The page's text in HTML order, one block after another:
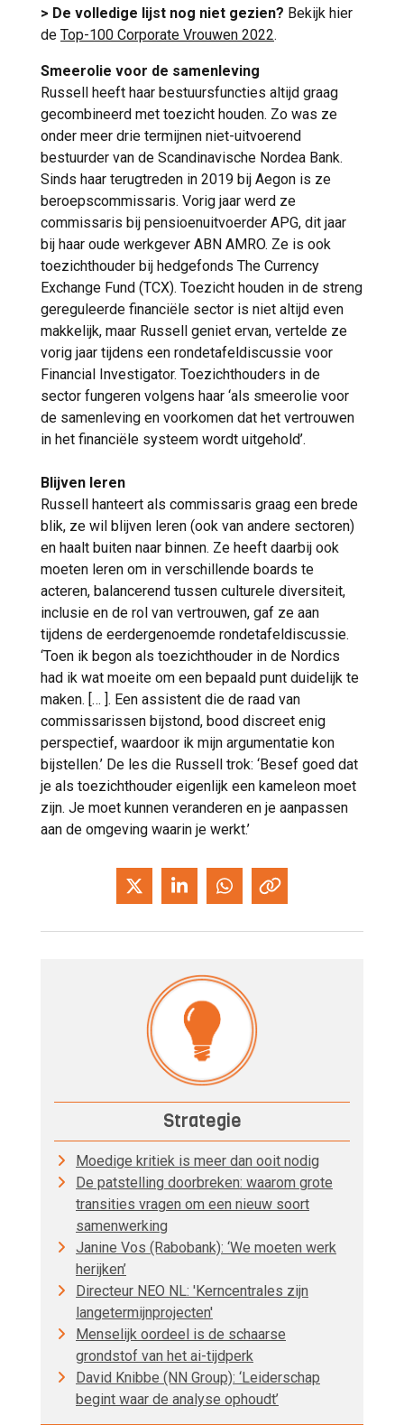
> De volledige lijst nog niet gezien? Bekijk hier
de Top-100 Corporate Vrouwen 2022.
Smeerolie voor de samenleving
Russell heeft haar bestuursfuncties altijd graag
gecombineerd met toezicht houden. Zo was ze
onder meer drie termijnen niet-uitvoerend
bestuurder van de Scandinavische Nordea Bank.
Sinds haar terugtreden in 2019 bij Aegon is ze
beroepscommissaris. Vorig jaar werd ze
commissaris bij pensioenuitvoerder APG, dit jaar
bij haar oude werkgever ABN AMRO. Ze is ook
toezichthouder bij hedgefonds The Currency
Exchange Fund (TCX). Toezicht houden in de streng
gereguleerde financiële sector is niet altijd even
makkelijk, maar Russell geniet ervan, vertelde ze
vorig jaar tijdens een rondetafeldiscussie voor
Financial Investigator. Toezichthouders in de
sector fungeren volgens haar ‘als smeerolie voor
de samenleving en voorkomen dat het vertrouwen
in het financiële systeem wordt uitgehold’.
Blijven leren
Russell hanteert als commissaris graag een brede
blik, ze wil blijven leren (ook van andere sectoren)
en haalt buiten naar binnen. Ze heeft daarbij ook
moeten leren om in verschillende boards te
acteren, balancerend tussen culturele diversiteit,
inclusie en de rol van vertrouwen, gaf ze aan
tijdens de eerdergenoemde rondetafeldiscussie.
‘Toen ik begon als toezichthouder in de Nordics
had ik wat moeite om een bepaald punt duidelijk te
maken. [… ]. Een assistent die de raad van
commissarissen bijstond, bood discreet enig
perspectief, waardoor ik mijn argumentatie kon
bijstellen.’ De les die Russell trok: ‘Besef goed dat
je als toezichthouder eigenlijk een kameleon moet
zijn. Je moet kunnen veranderen en je aanpassen
aan de omgeving waarin je werkt.’
Strategie
Moedige kritiek is meer dan ooit nodig
De patstelling doorbreken: waarom grote
transities vragen om een nieuw soort
samenwerking
Janine Vos (Rabobank): ‘We moeten werk
herijken’
Directeur NEO NL: 'Kerncentrales zijn
langetermijnprojecten'
Menselijk oordeel is de schaarse
grondstof van het ai-tijdperk
David Knibbe (NN Group): ‘Leiderschap
begint waar de analyse ophoudt’